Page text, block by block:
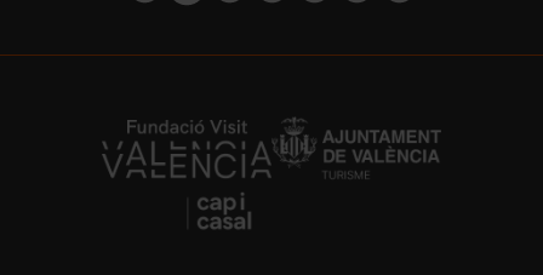
https://fundacion.visitvalencia.com/